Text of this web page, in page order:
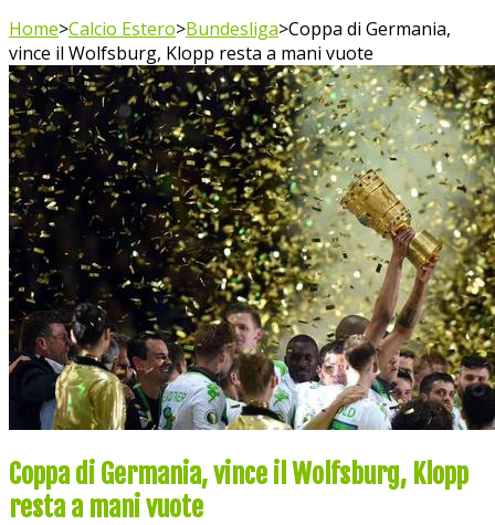
Home>Calcio Estero>Bundesliga>Coppa di Germania,
vince il Wolfsburg, Klopp resta a mani vuote
Coppa di Germania, vince il Wolfsburg, Klopp
resta a mani vuote